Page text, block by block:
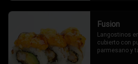
Fusion
Langostinos
cubierto con
parmesano y